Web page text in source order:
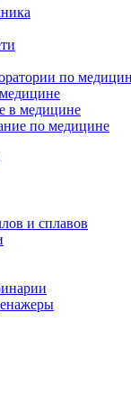
по
в медицине
по медицине
и сплавов